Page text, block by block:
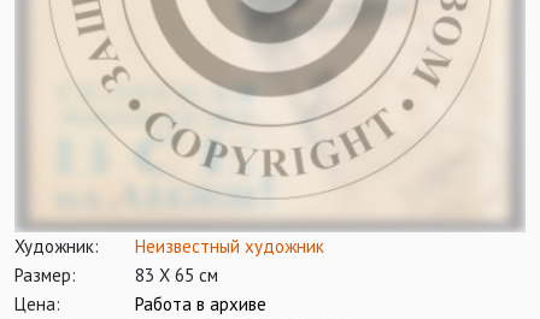
Художник:
Неизвестный художник
Размер:
83 Х 65 см
Цена:
Работа в архиве